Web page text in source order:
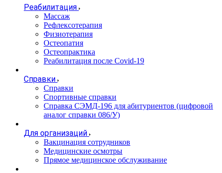
Реабилитация
Массаж
Рефлексотерапия
Физиотерапия
Остеопатия
Остеопрактика
Реабилитация после Covid-19
Справки
Справки
Спортивные справки
Справка СЭМД‑196 для абитуриентов (цифровой
аналог справки 086/У)
Для организаций
Вакцинация сотрудников
Медицинские осмотры
Прямое медицинское обслуживание